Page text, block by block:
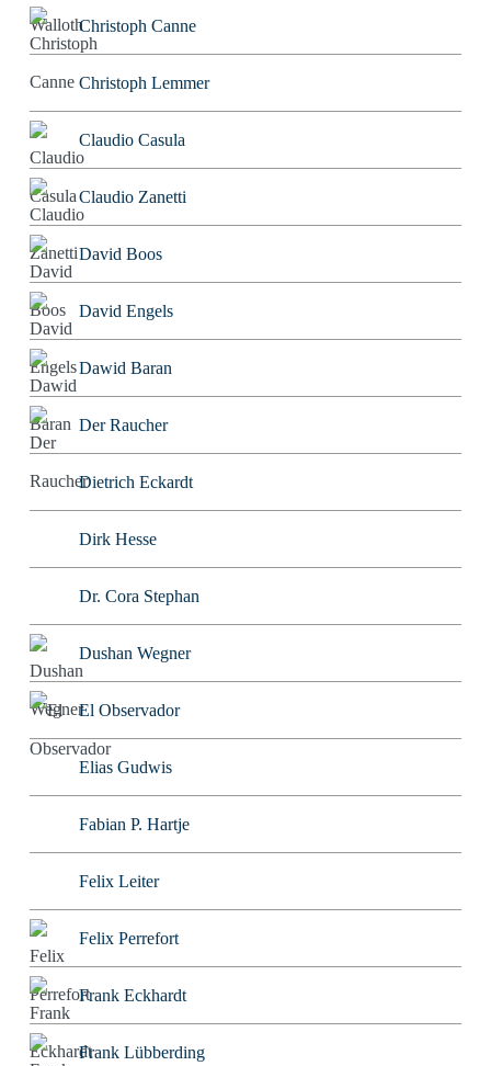
Christoph Canne
Christoph Lemmer
Claudio Casula
Claudio Zanetti
David Boos
David Engels
Dawid Baran
Der Raucher
Dietrich Eckardt
Dirk Hesse
Dr. Cora Stephan
Dushan Wegner
El Observador
Elias Gudwis
Fabian P. Hartje
Felix Leiter
Felix Perrefort
Frank Eckhardt
Frank Lübberding